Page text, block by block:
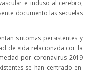
e incluso al cerebro,
documento las secuelas
síntomas persistentes y
de vida relacionada con la
por coronavirus 2019
se han centrado en